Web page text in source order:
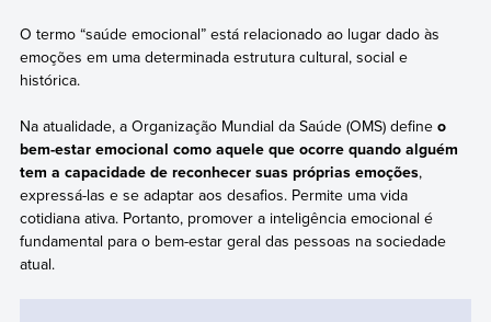
O termo “saúde emocional” está relacionado ao lugar dado às
emoções em uma determinada estrutura cultural, social e
histórica.
Na atualidade, a Organização Mundial da Saúde (OMS) defineo
bem-estar emocional como aquele que ocorre quando alguém
tem a capacidade de reconhecer suas próprias emoções,
expressá-las e se adaptar aos desafios. Permite uma vida
cotidiana ativa. Portanto, promover a inteligência emocional é
fundamental para o bem-estar geral das pessoas na sociedade
atual.